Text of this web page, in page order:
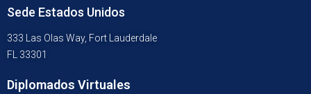
Sede Estados Unidos
333 Las Olas Way, Fort Lauderdale
FL 33301
Diplomados Virtuales